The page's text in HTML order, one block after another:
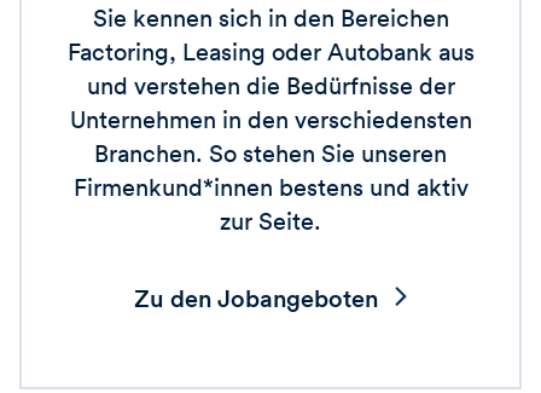
Sie kennen sich in den Bereichen
Factoring, Leasing oder Autobank aus
und verstehen die Bedürfnisse der
Unternehmen in den verschiedensten
Branchen. So stehen Sie unseren
Firmenkund*innen bestens und aktiv
zur Seite.
Zu den Jobangeboten